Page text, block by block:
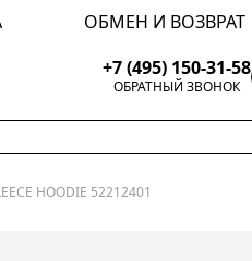
ОБМЕН И ВОЗВРАТ
+7 (495) 150-31-58
ОБРАТНЫЙ ЗВОНОК
HOODIE 52212401